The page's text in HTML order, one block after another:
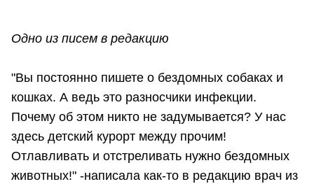
Одно из писем в редакцию
"Вы постоянно пишете о бездомных собаках и
кошках. А ведь это разносчики инфекции.
Почему об этом никто не задумывается? У нас
здесь детский курорт между прочим!
Отлавливать и отстреливать нужно бездомных
животных!" -написала как-то в редакцию врач из